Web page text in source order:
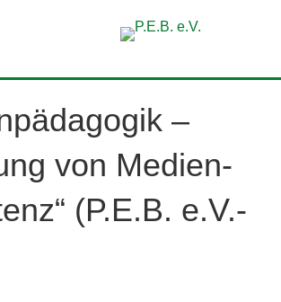
–
von Medien­
(P.E.B. e.V.-